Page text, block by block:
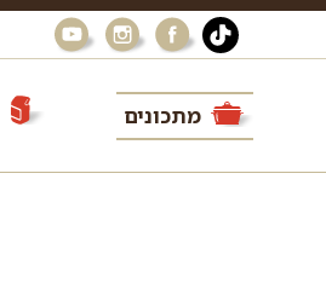
מתכונים